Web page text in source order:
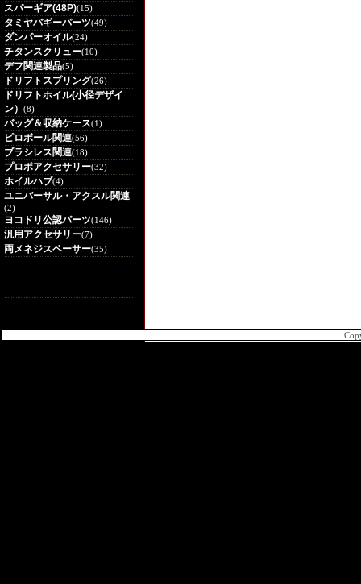
スパーギア(48P)(15)
タミヤバギーパーツ(49)
ダンパーオイル(24)
チタンスクリュー(10)
デフ関連製品(5)
ドリフトスプリング(26)
ドリフトホイル(小径デザイ
ン） (8)
バッグ＆収納ケース(1)
ピロボール関連(56)
ブラシレス関連(18)
プロポアクセサリー(32)
ホイルハブ(4)
ユニバーサル・アクスル関連
(2)
ヨコドリ公認パーツ(146)
汎用アクセサリー(7)
両メネジスペーサー(35)